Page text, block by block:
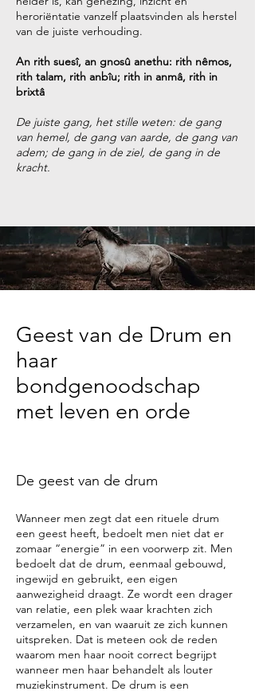
heroriëntatie vanzelf plaatsvinden als herstel
van de juiste verhouding.
An rith suesî, an gnosû anethu: rith nêmos,
rith talam, rith anbîu; rith in anmâ, rith in
brixtâ
De juiste gang, het stille weten: de gang
van hemel, de gang van aarde, de gang van
adem; de gang in de ziel, de gang in de
kracht.
Geest van de Drum en
haar
bondgenoodschap
met leven en orde
De geest van de drum
Wanneer men zegt dat een rituele drum
een geest heeft, bedoelt men niet dat er
zomaar “energie” in een voorwerp zit. Men
bedoelt dat de drum, eenmaal gebouwd,
ingewijd en gebruikt, een eigen
aanwezigheid draagt. Ze wordt een drager
van relatie, een plek waar krachten zich
verzamelen, en van waaruit ze zich kunnen
uitspreken. Dat is meteen ook de reden
waarom men haar nooit correct begrijpt
wanneer men haar behandelt als louter
muziekinstrument. De drum is een